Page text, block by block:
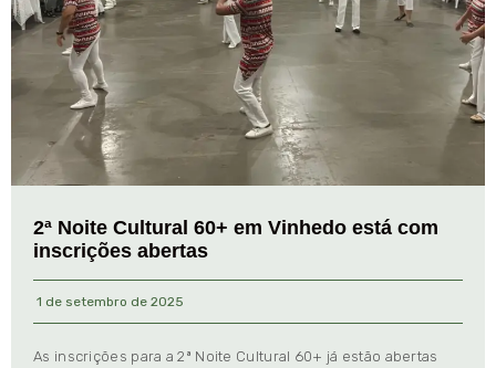
2ª Noite Cultural 60+ em Vinhedo está com
inscrições abertas
1 de setembro de 2025
As inscrições para a 2ª Noite Cultural 60+ já estão abertas